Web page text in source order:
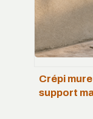
sol stable
Crépi
support